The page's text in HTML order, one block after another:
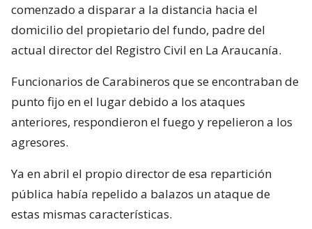
comenzado a disparar a la distancia hacia el
domicilio del propietario del fundo, padre del
actual director del Registro Civil en La Araucanía.
Funcionarios de Carabineros que se encontraban de
punto fijo en el lugar debido a los ataques
anteriores, respondieron el fuego y repelieron a los
agresores.
Ya en abril el propio director de esa repartición
pública había repelido a balazos un ataque de
estas mismas características.